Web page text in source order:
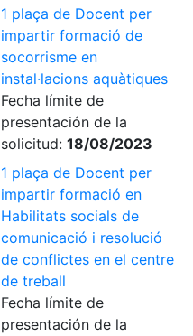
1 plaça de Docent per
impartir formació de
socorrisme en
instal·lacions aquàtiques
Fecha límite de
presentación de la
solicitud: 18/08/2023
1 plaça de Docent per
impartir formació en
Habilitats socials de
comunicació i resolució
de conflictes en el centre
de treball
Fecha límite de
presentación de la